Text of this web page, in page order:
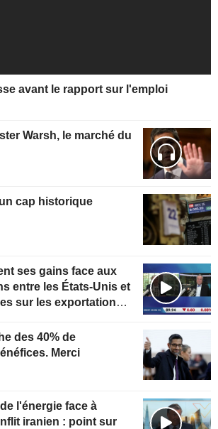
avant le rapport sur l'emploi
Warsh, le marché du
cap historique
ses gains face aux
entre les États-Unis et
sur les exportations
des 40% de
Merci
l'énergie face à
iranien : point sur